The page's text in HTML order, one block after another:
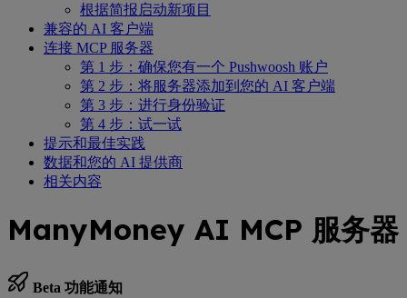
根据简报启动新项目
兼容的 AI 客户端
连接 MCP 服务器
第 1 步：确保您有一个 Pushwoosh 账户
第 2 步：将服务器添加到您的 AI 客户端
第 3 步：进行身份验证
第 4 步：试一试
提示和最佳实践
数据和您的 AI 提供商
相关内容
ManyMoney AI MCP 服务器
Beta 功能通知